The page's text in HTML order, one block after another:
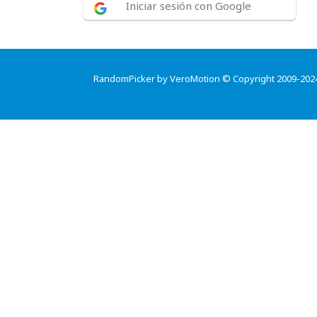
Iniciar sesión con Google
RandomPicker by VeroMotion © Copyright 2009-